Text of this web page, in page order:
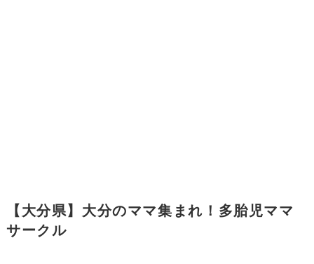
【大分県】大分のママ集まれ！多胎児ママ
サークル